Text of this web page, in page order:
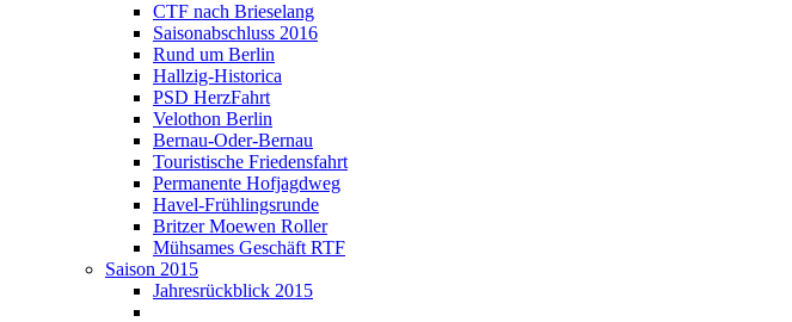
CTF nach Brieselang
Saisonabschluss 2016
Rund um Berlin
Hallzig-Historica
PSD HerzFahrt
Velothon Berlin
Bernau-Oder-Bernau
Touristische Friedensfahrt
Permanente Hofjagdweg
Havel-Frühlingsrunde
Britzer Moewen Roller
Mühsames Geschäft RTF
Saison 2015
Jahresrückblick 2015